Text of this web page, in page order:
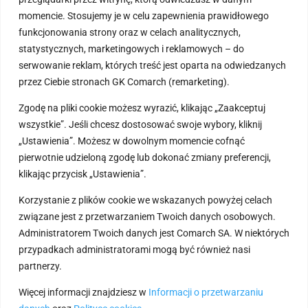
momencie. Stosujemy je w celu zapewnienia prawidłowego
funkcjonowania strony oraz w celach analitycznych,
statystycznych, marketingowych i reklamowych – do
serwowanie reklam, których treść jest oparta na odwiedzanych
przez Ciebie stronach GK Comarch (remarketing).
Zgodę na pliki cookie możesz wyrazić, klikając „Zaakceptuj
wszystkie”. Jeśli chcesz dostosować swoje wybory, kliknij
„Ustawienia”. Możesz w dowolnym momencie cofnąć
pierwotnie udzieloną zgodę lub dokonać zmiany preferencji,
klikając przycisk „Ustawienia”.
Korzystanie z plików cookie we wskazanych powyżej celach
związane jest z przetwarzaniem Twoich danych osobowych.
Administratorem Twoich danych jest Comarch SA. W niektórych
przypadkach administratorami mogą być również nasi
partnerzy.
Więcej informacji znajdziesz w Informacji o przetwarzaniu
Generowanie meta
danych SEO przez AI
zautomatyzowane
uzupełnianie
znaczników SEO dla
Twojej oferty
zwiększające
widoczność w sieci
mailowa
Bieżące wsparcie
techniczne
Sprzedaż i obsługa Klientów